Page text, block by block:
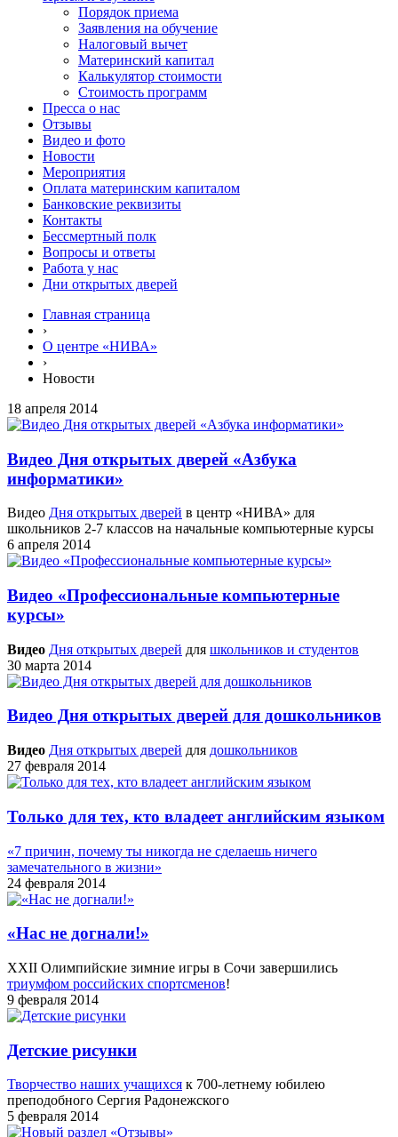
Порядок приема
Заявления на обучение
Налоговый вычет
Материнский капитал
Калькулятор стоимости
Стоимость программ
Пресса о нас
Отзывы
Видео и фото
Новости
Мероприятия
Оплата материнским капиталом
Банковские реквизиты
Контакты
Бессмертный полк
Вопросы и ответы
Работа у нас
Дни открытых дверей
Главная страница
›
О центре «НИВА»
›
Новости
18 апреля 2014
Видео Дня открытых дверей «Азбука
информатики»
Видео Дня открытых дверей в центр «НИВА» для
школьников 2-7 классов на начальные компьютерные курсы
6 апреля 2014
Видео «Профессиональные компьютерные
курсы»
Видео Дня открытых дверей для школьников и студентов
30 марта 2014
Видео Дня открытых дверей для дошкольников
Видео Дня открытых дверей для дошкольников
27 февраля 2014
Только для тех, кто владеет английским языком
«7 причин, почему ты никогда не сделаешь ничего
замечательного в жизни»
24 февраля 2014
«Нас не догнали!»
XXII Олимпийские зимние игры в Сочи завершились
триумфом российских спортсменов!
9 февраля 2014
Детские рисунки
Творчество наших учащихся к 700-летнему юбилею
преподобного Сергия Радонежского
5 февраля 2014